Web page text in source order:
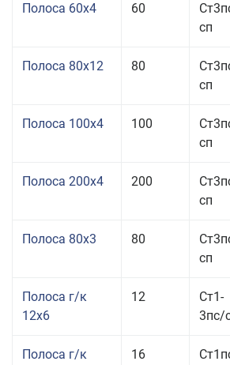
Полоса 60x4 60
сп
Полоса 80x12 80
сп
Полоса 100x4 100
сп
Полоса 200x4 200
сп
Полоса 80x3 80
сп
Полоса г/к
12x6
12
Ст1-
3пс/
Полоса г/к
16